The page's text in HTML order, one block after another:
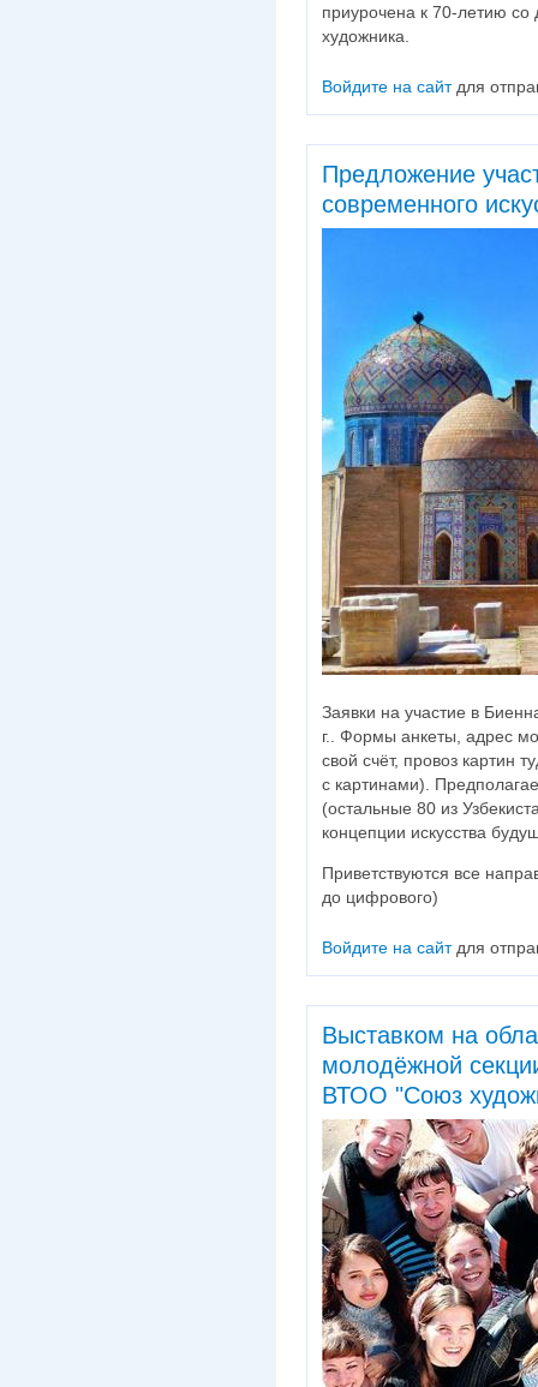
приурочена к 70-летию со
художника.
Войдите на сайтдля
Предложение
современного
Заявки на участие в
г.. Формы анкеты, адрес
свой счёт, провоз картин
с картинами).
(остальные 80 из
концепции искусства
Приветствуются все
до цифрового)
Войдите на сайтдля
Выставком на
молодёжной
ВТОО "Союз